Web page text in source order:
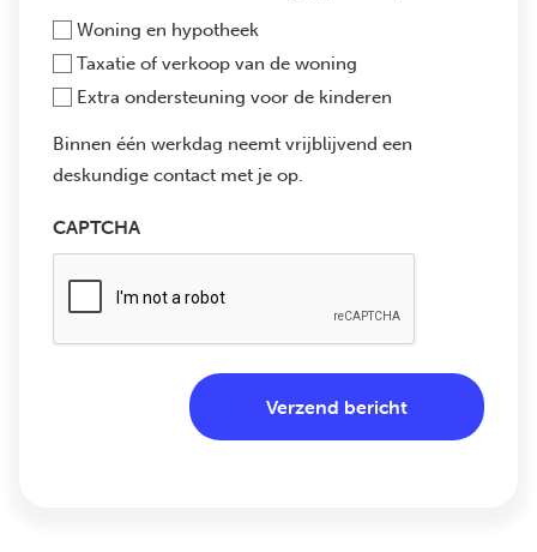
Woning en hypotheek
Taxatie of verkoop van de woning
Extra ondersteuning voor de kinderen
Binnen één werkdag neemt vrijblijvend een
deskundige contact met je op.
CAPTCHA